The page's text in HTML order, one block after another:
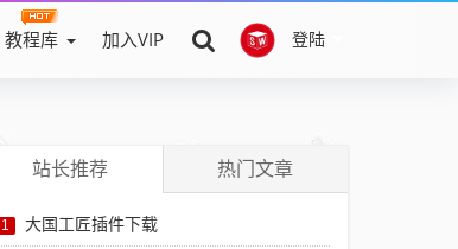
登陆
教程库 加入VIP
站长推荐 热门文章
1 大国工匠插件下载